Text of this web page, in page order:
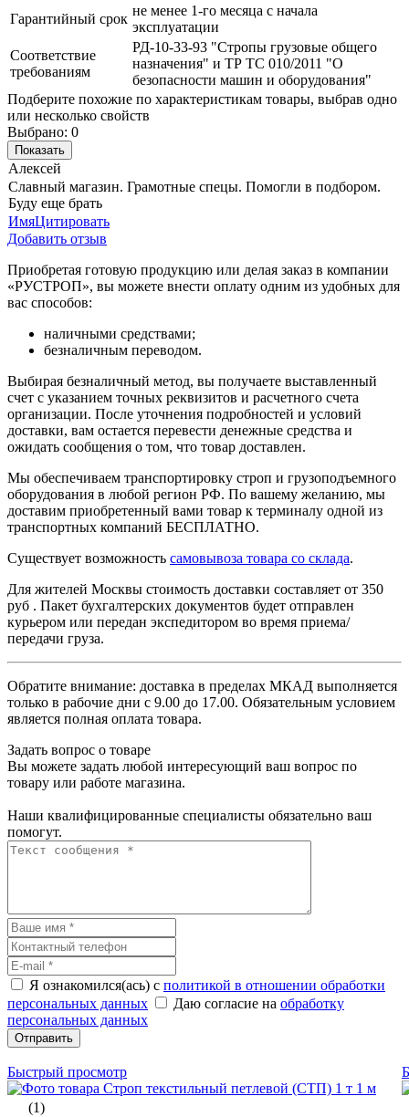
Гарантийный срок
не менее 1-го месяца с начала
эксплуатации
Соответствие
требованиям
РД-10-33-93 "Стропы грузовые общего
назначения" и ТР ТС 010/2011 "О
безопасности машин и оборудования"
Подберите похожие по характеристикам товары, выбрав одно
или несколько свойств
Выбрано: 0
Показать
Алексей
Славный магазин. Грамотные спецы. Помогли в подбором.
Буду еще брать
ИмяЦитировать
Добавить отзыв
Приобретая готовую продукцию или делая заказ в компании
«РУСТРОП», вы можете внести оплату одним из удобных для
вас способов:
наличными средствами;
безналичным переводом.
Выбирая безналичный метод, вы получаете выставленный
счет с указанием точных реквизитов и расчетного счета
организации. После уточнения подробностей и условий
доставки, вам остается перевести денежные средства и
ожидать сообщения о том, что товар доставлен.
Мы обеспечиваем транспортировку строп и грузоподъемного
оборудования в любой регион РФ. По вашему желанию, мы
доставим приобретенный вами товар к терминалу одной из
транспортных компаний БЕСПЛАТНО.
Существует возможность самовывоза товара со склада.
Для жителей Москвы стоимость доставки составляет от 350
руб . Пакет бухгалтерских документов будет отправлен
курьером или передан экспедитором во время приема/
передачи груза.
Обратите внимание: доставка в пределах МКАД выполняется
только в рабочие дни с 9.00 до 17.00. Обязательным условием
является полная оплата товара.
Задать вопрос о товаре
Вы можете задать любой интересующий ваш вопрос по
товару или работе магазина.
Наши квалифицированные специалисты обязательно ваш
помогут.
Я ознакомился(ась) с политикой в отношении обработки
персональных данных
Даю согласие на обработку
персональных данных
Отправить
Быстрый просмотр
(1)